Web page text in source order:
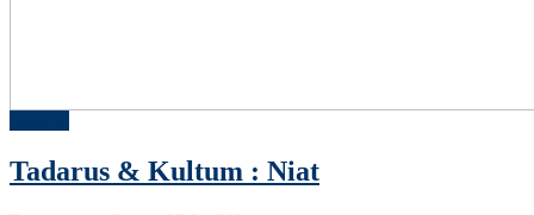
Tadarus & Kultum : Niat